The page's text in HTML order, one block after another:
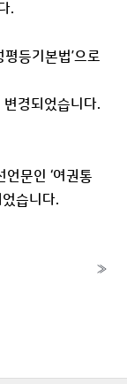
.
등기본법’으로
변경되었습니다.
언문인 ‘여권통
습니다.
»